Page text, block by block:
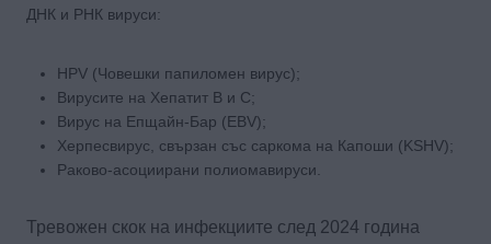
ДНК и РНК вируси:
HPV (Човешки папиломен вирус);
Вирусите на Хепатит B и C;
Вирус на Епщайн-Бар (EBV);
Херпесвирус, свързан със саркома на Капоши (KSHV);
Раково-асоциирани полиомавируси.
Тревожен скок на инфекциите след 2024 година